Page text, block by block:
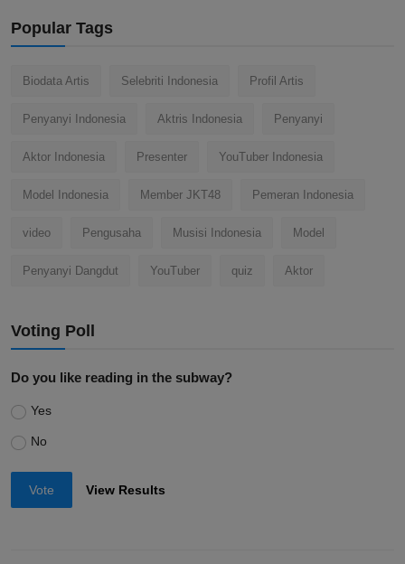
Popular Tags
Biodata Artis Selebriti Indonesia Profil Artis
Penyanyi Indonesia Aktris Indonesia Penyanyi
Aktor Indonesia Presenter YouTuber Indonesia
Model Indonesia Member JKT48 Pemeran Indonesia
video Pengusaha Musisi Indonesia Model
Penyanyi Dangdut YouTuber quiz Aktor
Voting Poll
Do you like reading in the subway?
Yes
No
Vote View Results